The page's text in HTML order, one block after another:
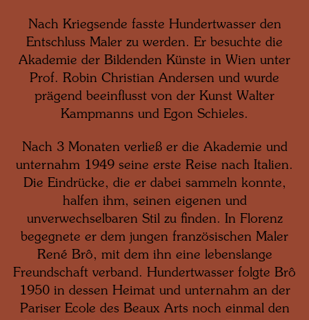
Nach Kriegsende fasste Hundertwasser den
Entschluss Maler zu werden. Er besuchte die
Akademie der Bildenden Künste in Wien unter
Prof. Robin Christian Andersen und wurde
prägend beeinflusst von der Kunst Walter
Kampmanns und Egon Schieles.
Nach 3 Monaten verließ er die Akademie und
unternahm 1949 seine erste Reise nach Italien.
Die Eindrücke, die er dabei sammeln konnte,
halfen ihm, seinen eigenen und
unverwechselbaren Stil zu finden. In Florenz
begegnete er dem jungen französischen Maler
René Brô, mit dem ihn eine lebenslange
Freundschaft verband. Hundertwasser folgte Brô
1950 in dessen Heimat und unternahm an der
Pariser Ecole des Beaux Arts noch einmal den